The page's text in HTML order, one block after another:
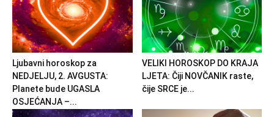
Ljubavni horoskop za
NEDJELJU, 2. AVGUSTA:
Planete bude UGASLA
OSJEĆANJA –...
VELIKI HOROSKOP DO KRAJA
LJETA: Čiji NOVČANIK raste,
čije SRCE je...